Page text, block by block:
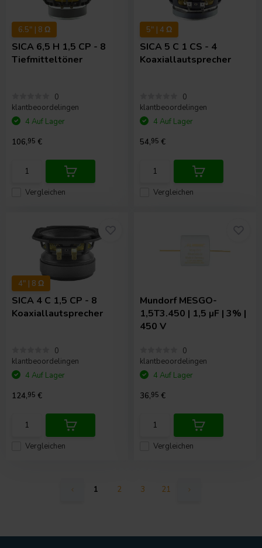
6.5" | 8 Ω
SICA 6,5 H 1,5 CP - 8
Tiefmitteltöner
0
klantbeoordelingen
Vergleichen
4 Auf Lager
106,95 €
5" | 4 Ω
SICA 5 C 1 CS - 4
Koaxiallautsprecher
0
klantbeoordelingen
Vergleichen
4 Auf Lager
54,95 €
4" | 8 Ω
SICA 4 C 1,5 CP - 8
Koaxiallautsprecher
0
klantbeoordelingen
Vergleichen
4 Auf Lager
124,95 €
MundorfMESGO-
1,5T3.450 | 1,5 µF | 3% |
450 V
0
klantbeoordelingen
Vergleichen
4 Auf Lager
36,95 €
1 2 3 21